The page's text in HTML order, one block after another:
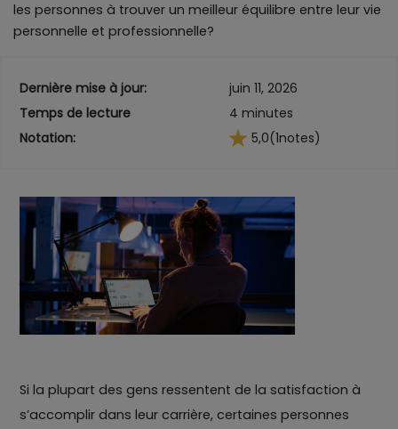
les personnes à trouver un meilleur équilibre entre leur vie
personnelle et professionnelle?
Dernière mise à jour:
Temps de lecture
Notation:
juin 11, 2026
4 minutes
5,0(1notes)
Si la plupart des gens ressentent de la satisfaction à
s’accomplir dans leur carrière, certaines personnes